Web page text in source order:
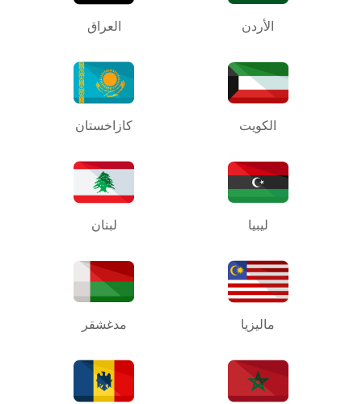
العراق الأردن
كازاخستان الكويت
لبنان ليبيا
مدغشقر ماليزيا